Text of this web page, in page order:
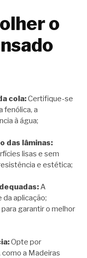
o
cola:Certifique-se
fenólica, a
à água;
das lâminas:
lisas e sem
e estética;
A
aplicação;
garantir o melhor
Opte por
a Madeiras